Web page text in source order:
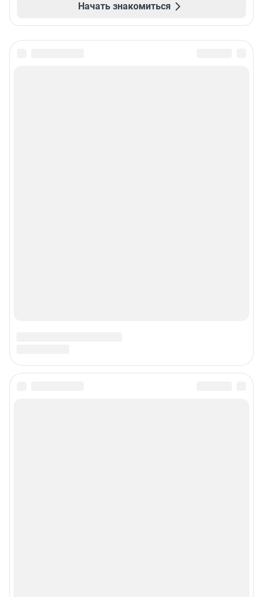
Начать знакомиться